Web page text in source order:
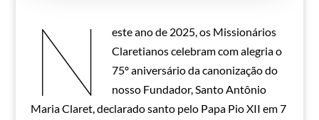
N
este ano de 2025, os Missionários
Claretianos celebram com alegria o
75º aniversário da canonização do
nosso Fundador, Santo Antônio
Maria Claret, declarado santo pelo Papa Pio XII em 7